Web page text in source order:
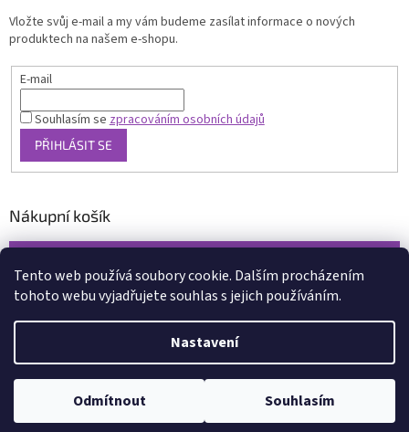
Tento web používá soubory cookie. Dalším procházením
tohoto webu vyjadřujete souhlas s jejich používáním.
Nastavení
Odmítnout Souhlasím
Vložte svůj e-mail a my vám budeme zasílat informace o nových
produktech na našem e-shopu.
E-mail
Souhlasím sezpracováním osobních údajů
PŘIHLÁSIT SE
Nákupní košík
Vytvořil Shoptet
Copyright 2026www.xcena.cz. Všechna práva vyhrazena.Upravit